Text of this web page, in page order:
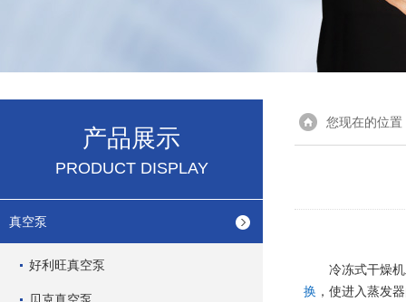
产品展示
PRODUCT DISPLAY
真空泵
好利旺真空泵
您现在的位置
冷冻式干燥
换 ，使进入蒸发